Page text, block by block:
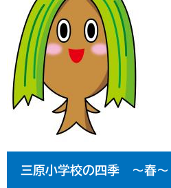
三原小学校の四季 ～春～